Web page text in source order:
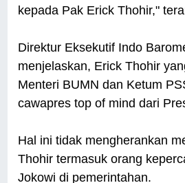
kepada Pak Erick Thohir,"
Direktur Eksekutif Indo
menjelaskan, Erick Thohir
Menteri BUMN dan Ketum
cawapres top of mind dari
Hal ini tidak mengherankan
Thohir termasuk orang
Jokowi di pemerintahan.